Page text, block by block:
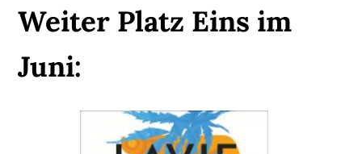
Weiter Platz Eins im
Juni: